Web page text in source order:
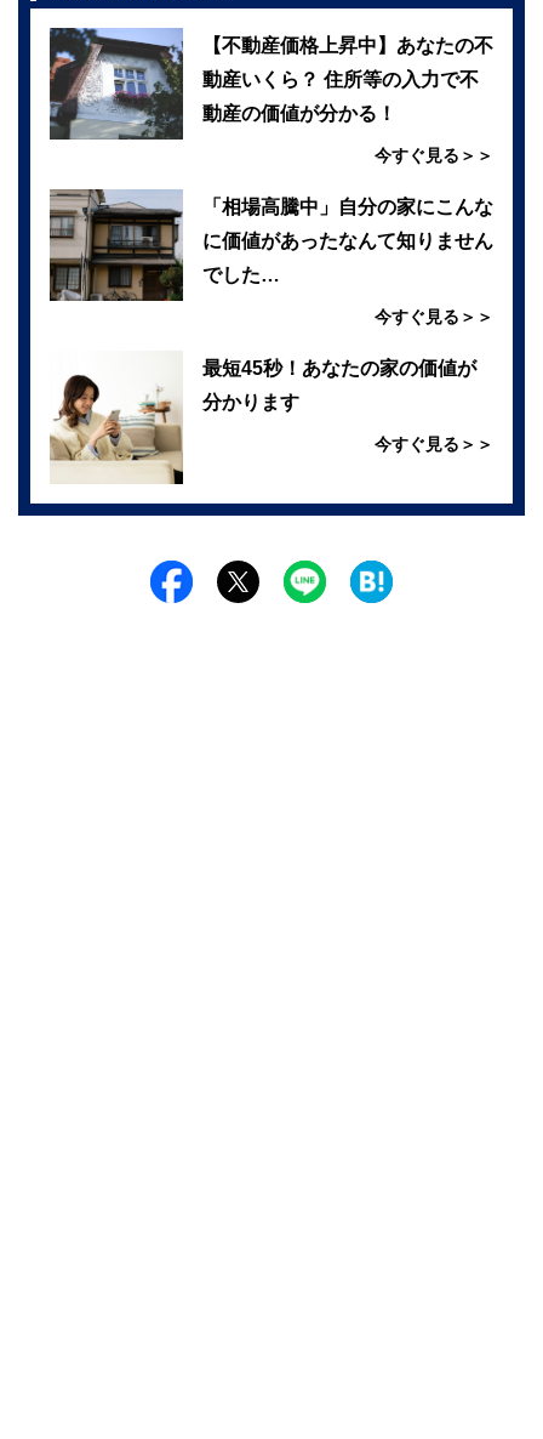
【不動産価格上昇中】あなたの不
動産いくら？ 住所等の入力で不
動産の価値が分かる！
今すぐ見る＞＞
「相場高騰中」自分の家にこんな
に価値があったなんて知りません
でした…
今すぐ見る＞＞
最短45秒！あなたの家の価値が
分かります
今すぐ見る＞＞